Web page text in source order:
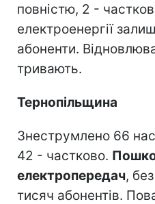
повністю, 2 -
електроенергії
абоненти.
тривають.
Тернопільщина
Знеструмлено 66
42 - частково.
електропередач,
тисяч абонентів.